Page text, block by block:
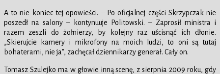
A to nie koniec tej opowieści. – Po oficjalnej części Skrzypczak nie
poszedł na salony – kontynuuje Politowski. – Zaprosił ministra i
razem zeszli do żołnierzy, by kolejny raz uścisnąć ich dłonie.
„Skierujcie kamery i mikrofony na moich ludzi, to oni są tutaj
bohaterami, nie ja”, zachęcał dziennikarzy generał. Cały on.
Tomasz Szulejko ma w głowie inną scenę, z sierpnia 2009 roku, gdy